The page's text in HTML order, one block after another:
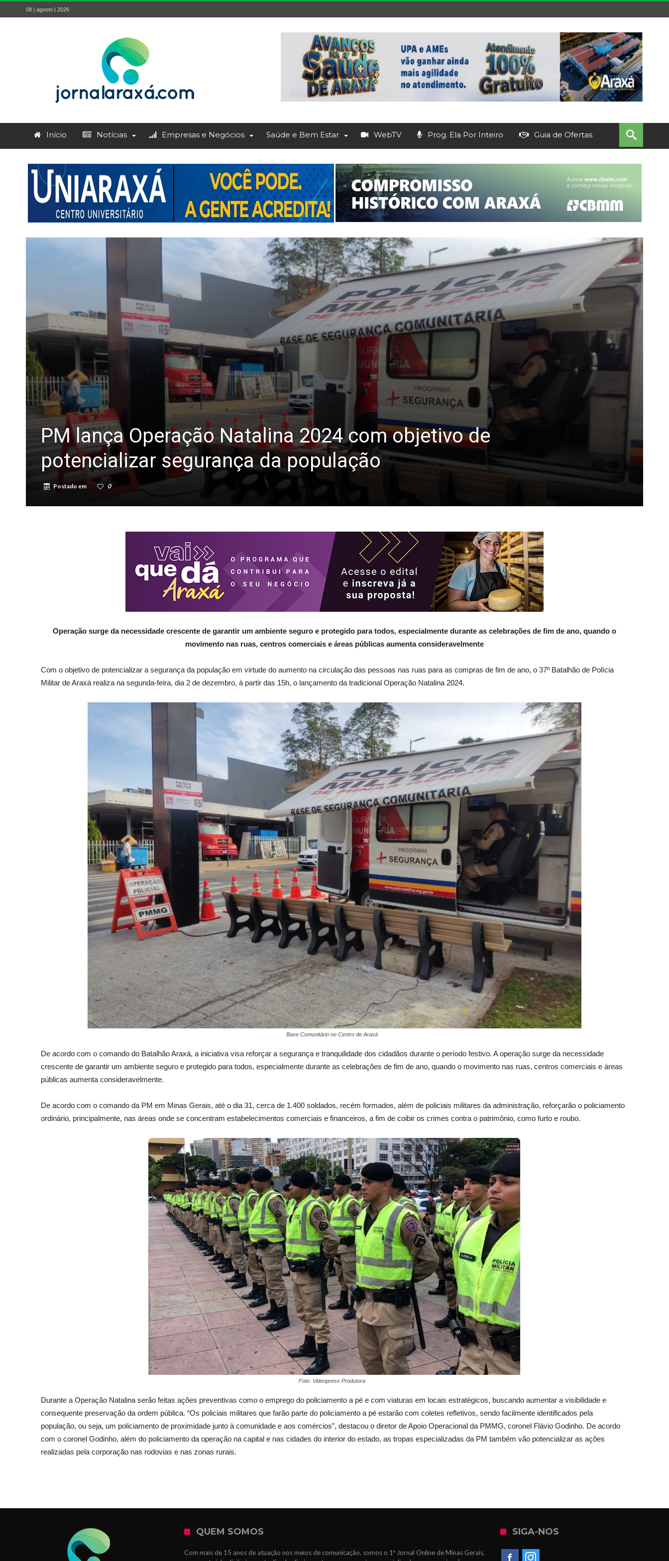
08 | agosto | 2026
Início Notícias Empresas e Negócios Saúde e Bem Estar WebTV Prog. Ela Por Inteiro Guia de Ofertas
PM lança Operação Natalina 2024 com objetivo de
potencializar segurança da população
Postado em 0
Operação surge da necessidade crescente de garantir um ambiente seguro e protegido para todos, especialmente durante as celebrações de fim de ano, quando o
movimento nas ruas, centros comerciais e áreas públicas aumenta consideravelmente
Com o objetivo de potencializar a segurança da população em virtude do aumento na circulação das pessoas nas ruas para as compras de fim de ano, o 37º Batalhão de Polícia
Militar de Araxá realiza na segunda-feira, dia 2 de dezembro, à partir das 15h, o lançamento da tradicional Operação Natalina 2024.
Base Comunitário no Centro de Araxá
De acordo com o comando do Batalhão Araxá, a iniciativa visa reforçar a segurança e tranquilidade dos cidadãos durante o período festivo. A operação surge da necessidade
crescente de garantir um ambiente seguro e protegido para todos, especialmente durante as celebrações de fim de ano, quando o movimento nas ruas, centros comerciais e áreas
públicas aumenta consideravelmente.
De acordo com o comando da PM em Minas Gerais, até o dia 31, cerca de 1.400 soldados, recém formados, além de policiais militares da administração, reforçarão o policiamento
ordinário, principalmente, nas áreas onde se concentram estabelecimentos comerciais e financeiros, a fim de coibir os crimes contra o patrimônio, como furto e roubo.
Foto: Videopress Produtora
Durante a Operação Natalina serão feitas ações preventivas como o emprego do policiamento a pé e com viaturas em locais estratégicos, buscando aumentar a visibilidade e
consequente preservação da ordem pública. “Os policiais militares que farão parte do policiamento a pé estarão com coletes refletivos, sendo facilmente identificados pela
população, ou seja, um policiamento de proximidade junto à comunidade e aos comércios”, destacou o diretor de Apoio Operacional da PMMG, coronel Flávio Godinho. De acordo
com o coronel Godinho, além do policiamento da operação na capital e nas cidades do interior do estado, as tropas especializadas da PM também vão potencializar as ações
realizadas pela corporação nas rodovias e nas zonas rurais.
QUEM SOMOS
Com mais de 15 anos de atuação nos meios de comunicação, somos o 1º Jornal Online de Minas Gerais,
SIGA-NOS